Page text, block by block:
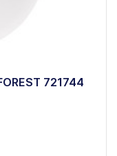
721744